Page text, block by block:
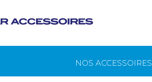
NOS ACCESSOIRES